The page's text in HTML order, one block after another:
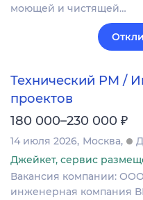
моющей и чистящей…
Технический PM /
проектов
180 000–230 000 ₽
14 июля 2026 Москва
Джейкет, сервис
Вакансия компании:
инженерная компания